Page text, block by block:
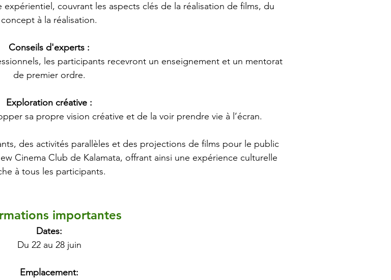
couvrant les aspects clés de la réalisation de films, du
concept à la réalisation.
Conseils d'experts :
les participants recevront un enseignement et un mentorat
de premier ordre.
Exploration créative :
sa propre vision créative et de la voir prendre vie à l’écran.
des activités parallèles et des projections de films pour le public
Cinema Club de Kalamata, offrant ainsi une expérience culturelle
à tous les participants.
importantes
Dates:
Du 22 au 28 juin
Emplacement: